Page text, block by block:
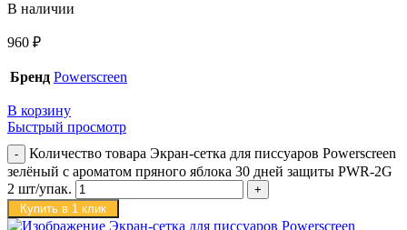
В наличии
960 ₽
Бренд Powerscreen
В корзину
Быстрый просмотр
Количество товара Экран-сетка для писсуаров Powerscreen
зелёный с ароматом пряного яблока 30 дней защиты PWR-2G
2 шт/упак.
Купить в 1 клик